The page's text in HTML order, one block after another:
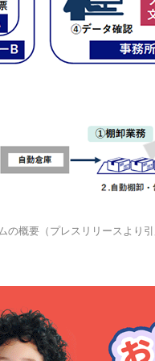
の概要（プレスリリースより